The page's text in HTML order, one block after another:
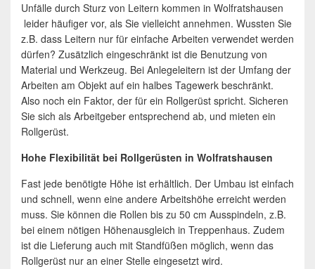
Unfälle durch Sturz von Leitern kommen in Wolfratshausen
leider häufiger vor, als Sie vielleicht annehmen. Wussten Sie
z.B. dass Leitern nur für einfache Arbeiten verwendet werden
dürfen? Zusätzlich eingeschränkt ist die Benutzung von
Material und Werkzeug. Bei Anlegeleitern ist der Umfang der
Arbeiten am Objekt auf ein halbes Tagewerk beschränkt.
Also noch ein Faktor, der für ein Rollgerüst spricht. Sicheren
Sie sich als Arbeitgeber entsprechend ab, und mieten ein
Rollgerüst.
Hohe Flexibilität bei Rollgerüsten in Wolfratshausen
Fast jede benötigte Höhe ist erhältlich. Der Umbau ist einfach
und schnell, wenn eine andere Arbeitshöhe erreicht werden
muss. Sie können die Rollen bis zu 50 cm Ausspindeln, z.B.
bei einem nötigen Höhenausgleich in Treppenhaus. Zudem
ist die Lieferung auch mit Standfüßen möglich, wenn das
Rollgerüst nur an einer Stelle eingesetzt wird.